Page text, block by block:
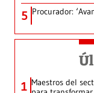
5 Procurador:
1 Maestros del